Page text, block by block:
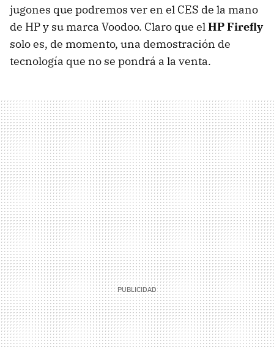
jugones que podremos ver en el CES de la mano
de HP y su marca Voodoo. Claro que elHP Firefly
solo es, de momento, una demostración de
tecnología que no se pondrá a la venta.